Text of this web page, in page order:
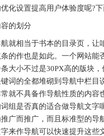
化设置提高用户体验度呢?
的划分
相当于书本的目录页，让
的作也是如此。一个网站
大小不过是30PX高的版块
词的全都堆砌到导航中栏目
就不具备作导航性质的内容
组是否真的适合做导航文字
广而推广，而且标准型的导
来作导航可以快速提升这些